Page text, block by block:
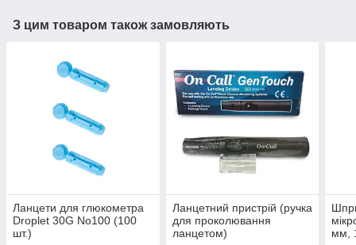
З цим товаром також замовляють
Ланцети для глюкометра
Droplet 30G No100 (100
шт.)
Ланцетний пристрій (ручка
для проколювання
ланцетом)
мм,